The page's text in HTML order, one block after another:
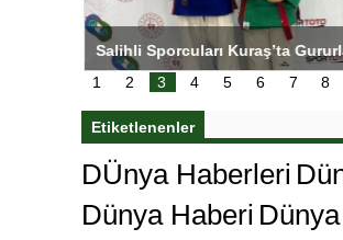
Salihli Sporcuları Kuraş’ta
1 2 3 4 5 6 7 8
Etiketlenenler
DÜnya Haberleri
Dünya Haberi